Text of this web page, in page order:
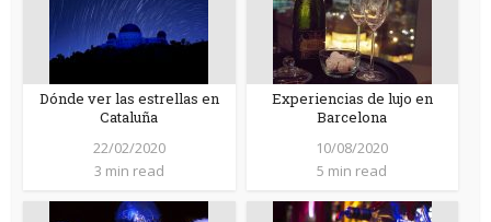
Dónde ver las estrellas en
Cataluña
22/02/2020
3 min read
Experiencias de lujo en
Barcelona
10/08/2020
5 min read